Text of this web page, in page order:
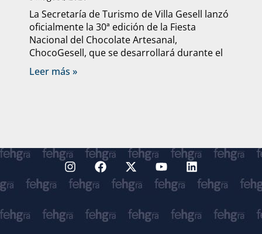
La Secretaría de Turismo de Villa Gesell lanzó
oficialmente la 30ª edición de la Fiesta
Nacional del Chocolate Artesanal,
ChocoGesell, que se desarrollará durante el
Leer más »